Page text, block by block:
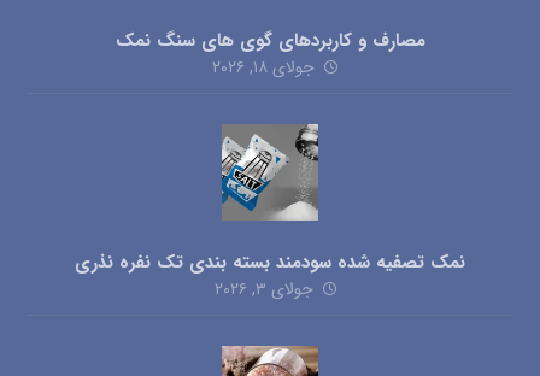
مصارف و کاربردهای گوی های سنگ نمک
جولای ۱۸, ۲۰۲۶
نمک تصفیه شده سودمند بسته بندی تک نفره نذری
جولای ۳, ۲۰۲۶